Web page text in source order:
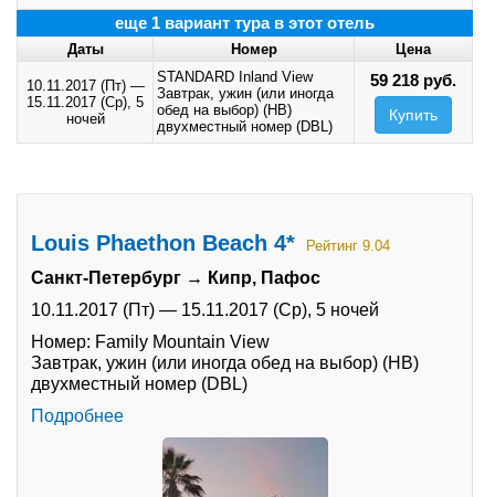
еще 1 вариант тура в этот отель
Даты Номер Цена
10.11.2017 (Пт)—
15.11.2017 (Ср), 5
ночей
STANDARD Inland View
Завтрак, ужин (или иногда
обед на выбор) (HB)
двухместный номер (DBL)
59 218 руб.
Купить
Louis Phaethon Beach 4* Рейтинг 9.04
Санкт-Петербург → Кипр, Пафос
10.11.2017 (Пт) — 15.11.2017 (Ср), 5 ночей
Номер: Family Mountain View
Завтрак, ужин (или иногда обед на выбор) (HB)
двухместный номер (DBL)
Подробнее